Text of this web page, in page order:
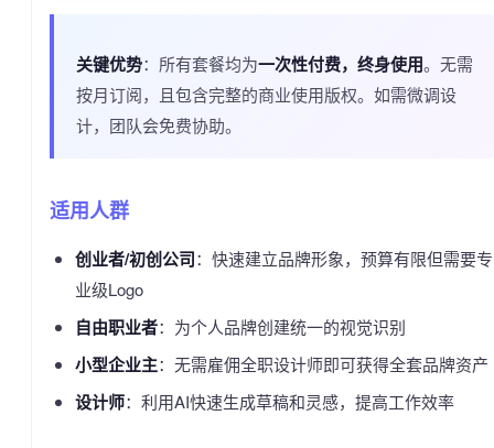
关键优势：所有套餐均为一次性付费，终身使用。无需
按月订阅，且包含完整的商业使用版权。如需微调设
计，团队会免费协助。
适用人群
创业者/初创公司：快速建立品牌形象，预算有限但需要专
业级Logo
自由职业者：为个人品牌创建统一的视觉识别
小型企业主：无需雇佣全职设计师即可获得全套品牌资产
设计师：利用AI快速生成草稿和灵感，提高工作效率